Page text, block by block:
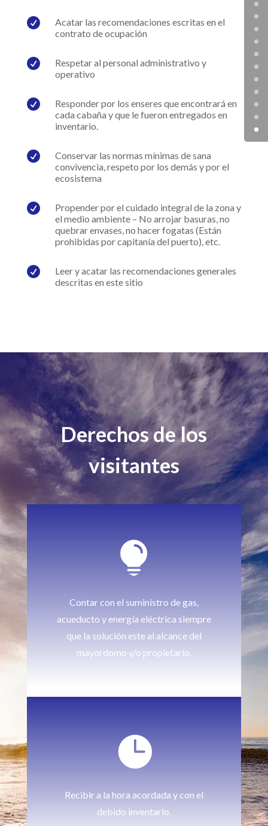

Acatar las recomendaciones escritas en el
contrato de ocupación

Respetar al personal administrativo y
operativo

Responder por los enseres que encontrará en
cada cabaña y que le fueron entregados en
inventario.

Conservar las normas mínimas de sana
convivencia, respeto por los demás y por el
ecosistema

Propender por el cuidado integral de la zona y
el medio ambiente – No arrojar basuras, no
quebrar envases, no hacer fogatas (Están
prohibidas por capitanía del puerto), etc.

Leer y acatar las recomendaciones generales
descritas en este sitio
Derechos de los
visitantes

Contar con el suministro de gas,
acueducto y energía eléctrica siempre
que la solución este al alcance del
mayordomo y/o propietario.

Recibir a la hora acordada y con el
debido inventario.